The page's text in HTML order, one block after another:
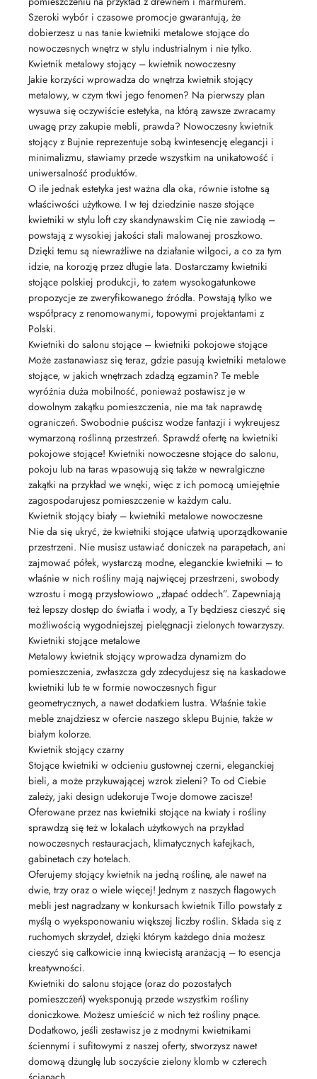
Szeroki wybór i czasowe promocje gwarantują, że
dobierzesz u nas tanie kwietniki metalowe stojące do
nowoczesnych wnętrz w stylu industrialnym i nie tylko.
Kwietnik metalowy stojący – kwietnik nowoczesny
Jakie korzyści wprowadza do wnętrza kwietnik stojący
metalowy, w czym tkwi jego fenomen? Na pierwszy plan
wysuwa się oczywiście estetyka, na którą zawsze zwracamy
uwagę przy zakupie mebli, prawda? Nowoczesny kwietnik
stojący z Bujnie reprezentuje sobą kwintesencję elegancji i
minimalizmu, stawiamy przede wszystkim na unikatowość i
uniwersalność produktów.
O ile jednak estetyka jest ważna dla oka, równie istotne są
właściwości użytkowe. I w tej dziedzinie nasze stojące
kwietniki w stylu loft czy skandynawskim Cię nie zawiodą –
powstają z wysokiej jakości stali malowanej proszkowo.
Dzięki temu są niewrażliwe na działanie wilgoci, a co za tym
idzie, na korozję przez długie lata. Dostarczamy kwietniki
stojące polskiej produkcji, to zatem wysokogatunkowe
propozycje ze zweryfikowanego źródła. Powstają tylko we
współpracy z renomowanymi, topowymi projektantami z
Polski.
Kwietniki do salonu stojące – kwietniki pokojowe stojące
Może zastanawiasz się teraz, gdzie pasują kwietniki metalowe
stojące, w jakich wnętrzach zdadzą egzamin? Te meble
wyróżnia duża mobilność, ponieważ postawisz je w
dowolnym zakątku pomieszczenia, nie ma tak naprawdę
ograniczeń. Swobodnie puścisz wodze fantazji i wykreujesz
wymarzoną roślinną przestrzeń. Sprawdź ofertę na kwietniki
pokojowe stojące! Kwietniki nowoczesne stojące do salonu,
pokoju lub na taras wpasowują się także w newralgiczne
zakątki na przykład we wnęki, więc z ich pomocą umiejętnie
zagospodarujesz pomieszczenie w każdym calu.
Kwietnik stojący biały – kwietniki metalowe nowoczesne
Nie da się ukryć, że kwietniki stojące ułatwią uporządkowanie
przestrzeni. Nie musisz ustawiać doniczek na parapetach, ani
zajmować półek, wystarczą modne, eleganckie kwietniki – to
właśnie w nich rośliny mają najwięcej przestrzeni, swobody
wzrostu i mogą przysłowiowo „złapać oddech”. Zapewniają
też lepszy dostęp do światła i wody, a Ty będziesz cieszyć się
możliwością wygodniejszej pielęgnacji zielonych towarzyszy.
Kwietniki stojące metalowe
Metalowy kwietnik stojący wprowadza dynamizm do
pomieszczenia, zwłaszcza gdy zdecydujesz się na kaskadowe
kwietniki lub te w formie nowoczesnych figur
geometrycznych, a nawet dodatkiem lustra. Właśnie takie
meble znajdziesz w ofercie naszego sklepu Bujnie, także w
białym kolorze.
Kwietnik stojący czarny
Stojące kwietniki w odcieniu gustownej czerni, eleganckiej
bieli, a może przykuwającej wzrok zieleni? To od Ciebie
zależy, jaki design udekoruje Twoje domowe zacisze!
Oferowane przez nas kwietniki stojące na kwiaty i rośliny
sprawdzą się też w lokalach użytkowych na przykład
nowoczesnych restauracjach, klimatycznych kafejkach,
gabinetach czy hotelach.
Oferujemy stojący kwietnik na jedną roślinę, ale nawet na
dwie, trzy oraz o wiele więcej! Jednym z naszych flagowych
mebli jest nagradzany w konkursach kwietnik Tillo powstały z
myślą o wyeksponowaniu większej liczby roślin. Składa się z
ruchomych skrzydeł, dzięki którym każdego dnia możesz
cieszyć się całkowicie inną kwiecistą aranżacją – to esencja
kreatywności.
Kwietniki do salonu stojące (oraz do pozostałych
pomieszczeń) wyeksponują przede wszystkim rośliny
doniczkowe. Możesz umieścić w nich też rośliny pnące.
Dodatkowo, jeśli zestawisz je z modnymi kwietnikami
ściennymi i sufitowymi z naszej oferty, stworzysz nawet
domową dżunglę lub soczyście zielony klomb w czterech